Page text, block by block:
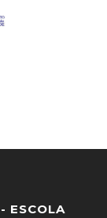
ESCOLA